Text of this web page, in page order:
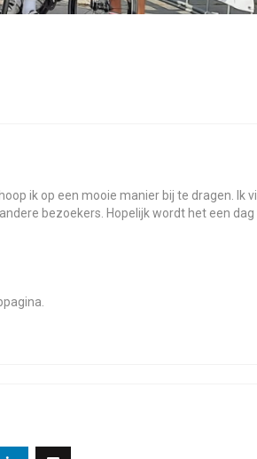
ik op een mooie manier bij te dragen. Ik
bezoekers. Hopelijk wordt het een